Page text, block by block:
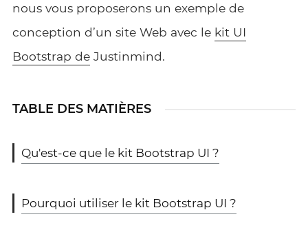
nous vous proposerons un exemple de
conception d’un site Web avec le kit UI
Bootstrap deJustinmind.
TABLE DES MATIÈRES
Qu'est-ce que le kit Bootstrap UI ?
Pourquoi utiliser le kit Bootstrap UI ?